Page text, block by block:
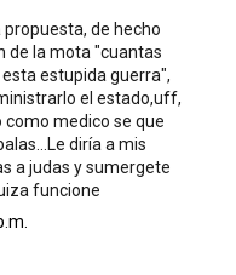
de hecho
de la mota "cuantas
estupida guerra",
el estado,uff,
medico se que
diría a mis
a judas y sumergete
funcione